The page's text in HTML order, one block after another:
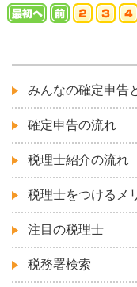
みんなの確定申告
確定申告の流れ
税理士紹介の流れ
税理士をつけるメ
注目の税理士
税務署検索